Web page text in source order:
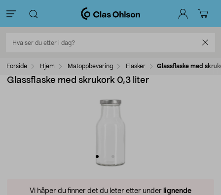
Forside Hjem Matoppbevaring Flasker Glassflaske med
Glassflaske med skrukork 0,3 liter
Vi håper du finner det du leter etter under lignende